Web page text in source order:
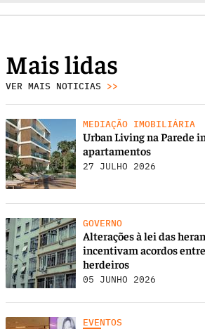
Mais lidas
VER MAIS NOTICIAS >>
MEDIAÇÃO IMOBILIÁRIA
Urban Living na Parede
apartamentos
27 JULHO 2026
GOVERNO
Alterações à lei das
incentivam acordos entre
herdeiros
05 JUNHO 2026
EVENTOS